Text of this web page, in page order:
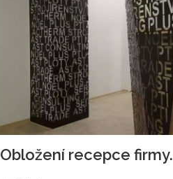
Obložení recepce firmy.